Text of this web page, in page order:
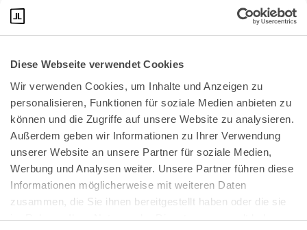
Diese Webseite verwendet Cookies
Wir verwenden Cookies, um Inhalte und Anzeigen zu
personalisieren, Funktionen für soziale Medien anbieten zu
können und die Zugriffe auf unsere Website zu analysieren.
Außerdem geben wir Informationen zu Ihrer Verwendung
unserer Website an unsere Partner für soziale Medien,
Werbung und Analysen weiter. Unsere Partner führen diese
Informationen möglicherweise mit weiteren Daten
zusammen, die Sie ihnen bereitgestellt haben oder die sie
im Rahmen Ihrer Nutzung der Dienste gesammelt haben.
Bundeskanzlerplatz 2
53113 Bonn
Pressemitteilungen|AGB
Impressum|Datenschutz